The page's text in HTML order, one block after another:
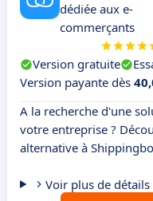
dédiée aux e-
commerçants
Version gratuite
Version payante dès
A la recherche d'une
votre entreprise ?
alternative à
Voir plus de détails